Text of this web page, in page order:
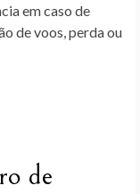
em caso de
de voos, perda ou
de